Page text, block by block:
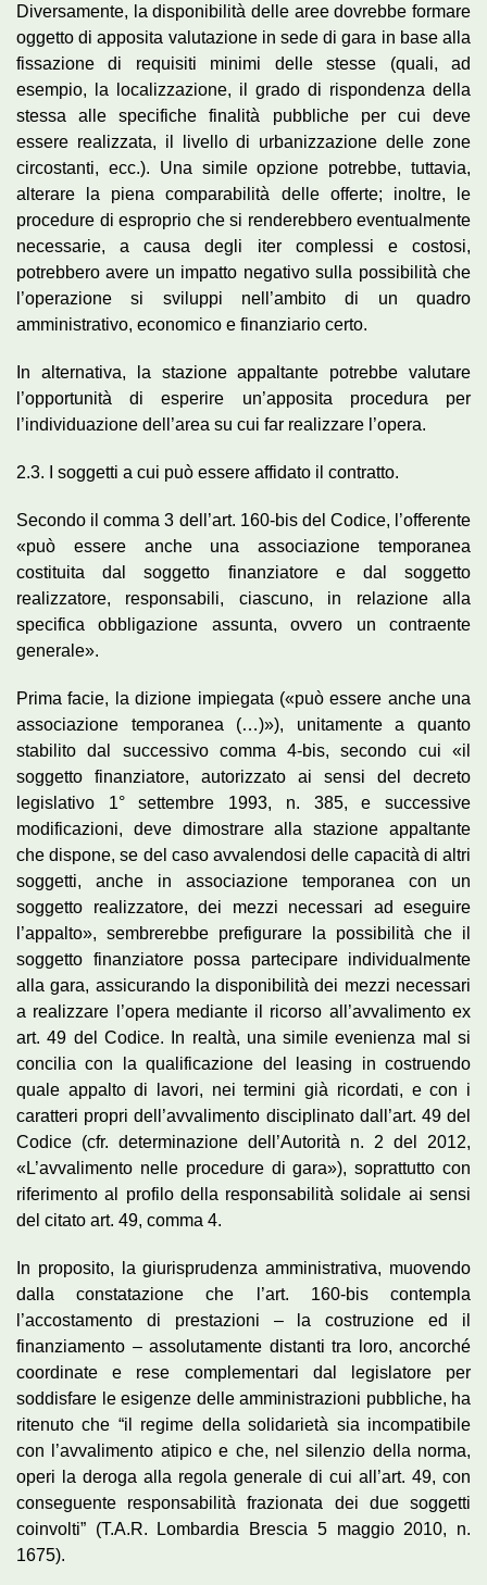
Diversamente, la disponibilità delle aree dovrebbe formare
oggetto di apposita valutazione in sede di gara in base alla
fissazione di requisiti minimi delle stesse (quali, ad
esempio, la localizzazione, il grado di rispondenza della
stessa alle specifiche finalità pubbliche per cui deve
essere realizzata, il livello di urbanizzazione delle zone
circostanti, ecc.). Una simile opzione potrebbe, tuttavia,
alterare la piena comparabilità delle offerte; inoltre, le
procedure di esproprio che si renderebbero eventualmente
necessarie, a causa degli iter complessi e costosi,
potrebbero avere un impatto negativo sulla possibilità che
l’operazione si sviluppi nell’ambito di un quadro
amministrativo, economico e finanziario certo.
In alternativa, la stazione appaltante potrebbe valutare
l’opportunità di esperire un’apposita procedura per
l’individuazione dell’area su cui far realizzare l’opera.
2.3. I soggetti a cui può essere affidato il contratto.
Secondo il comma 3 dell’art. 160-bis del Codice, l’offerente
«può essere anche una associazione temporanea
costituita dal soggetto finanziatore e dal soggetto
realizzatore, responsabili, ciascuno, in relazione alla
specifica obbligazione assunta, ovvero un contraente
generale».
Prima facie, la dizione impiegata («può essere anche una
associazione temporanea (…)»), unitamente a quanto
stabilito dal successivo comma 4-bis, secondo cui «il
soggetto finanziatore, autorizzato ai sensi del decreto
legislativo 1° settembre 1993, n. 385, e successive
modificazioni, deve dimostrare alla stazione appaltante
che dispone, se del caso avvalendosi delle capacità di altri
soggetti, anche in associazione temporanea con un
soggetto realizzatore, dei mezzi necessari ad eseguire
l’appalto», sembrerebbe prefigurare la possibilità che il
soggetto finanziatore possa partecipare individualmente
alla gara, assicurando la disponibilità dei mezzi necessari
a realizzare l’opera mediante il ricorso all’avvalimento ex
art. 49 del Codice. In realtà, una simile evenienza mal si
concilia con la qualificazione del leasing in costruendo
quale appalto di lavori, nei termini già ricordati, e con i
caratteri propri dell’avvalimento disciplinato dall’art. 49 del
Codice (cfr. determinazione dell’Autorità n. 2 del 2012,
«L’avvalimento nelle procedure di gara»), soprattutto con
riferimento al profilo della responsabilità solidale ai sensi
del citato art. 49, comma 4.
In proposito, la giurisprudenza amministrativa, muovendo
dalla constatazione che l’art. 160-bis contempla
l’accostamento di prestazioni – la costruzione ed il
finanziamento – assolutamente distanti tra loro, ancorché
coordinate e rese complementari dal legislatore per
soddisfare le esigenze delle amministrazioni pubbliche, ha
ritenuto che “il regime della solidarietà sia incompatibile
con l’avvalimento atipico e che, nel silenzio della norma,
operi la deroga alla regola generale di cui all’art. 49, con
conseguente responsabilità frazionata dei due soggetti
coinvolti” (T.A.R. Lombardia Brescia 5 maggio 2010, n.
1675).